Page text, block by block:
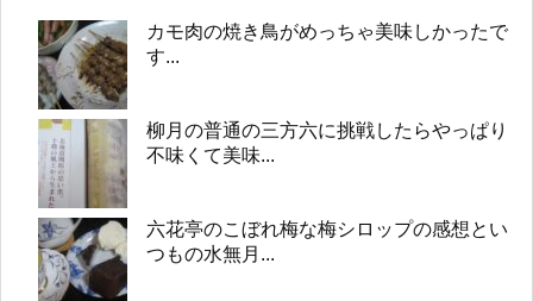
カモ肉の焼き鳥がめっちゃ美味しかったで
す...
柳月の普通の三方六に挑戦したらやっぱり
不味くて美味...
六花亭のこぼれ梅な梅シロップの感想とい
つもの水無月...